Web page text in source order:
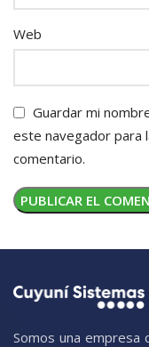
Web
Guardar mi
este navegador para
comentario.
Somos una empresa